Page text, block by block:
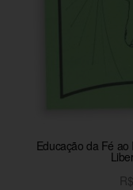
Educação da Fé
R$